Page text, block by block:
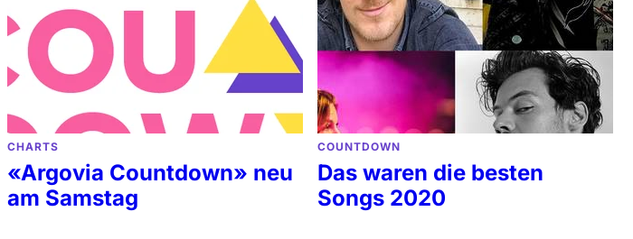
CHARTS
«Argovia Countdown» neu
am Samstag
COUNTDOWN
Das waren die besten
Songs 2020